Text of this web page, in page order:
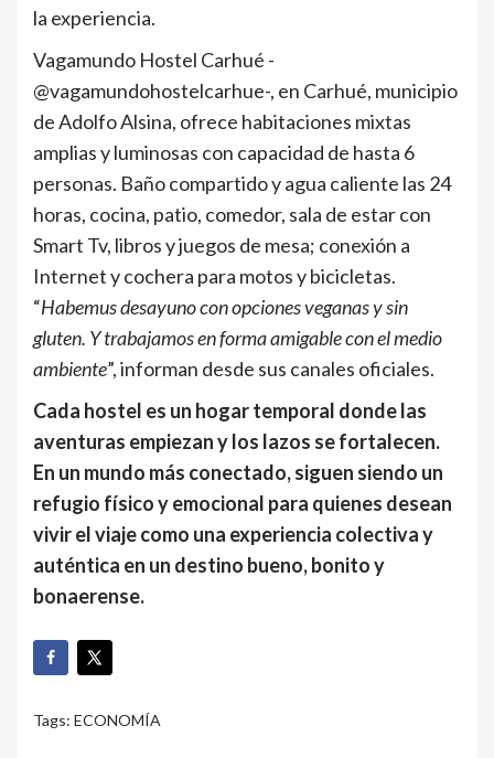
la experiencia.
Vagamundo Hostel Carhué -
@vagamundohostelcarhue-, en Carhué, municipio
de Adolfo Alsina, ofrece habitaciones mixtas
amplias y luminosas con capacidad de hasta 6
personas. Baño compartido y agua caliente las 24
horas, cocina, patio, comedor, sala de estar con
Smart Tv, libros y juegos de mesa; conexión a
Internet y cochera para motos y bicicletas.
“Habemus desayuno con opciones veganas y sin
gluten. Y trabajamos en forma amigable con el medio
ambiente”, informan desde sus canales oficiales.
Cada hostel es un hogar temporal donde las
aventuras empiezan y los lazos se fortalecen.
En un mundo más conectado, siguen siendo un
refugio físico y emocional para quienes desean
vivir el viaje como una experiencia colectiva y
auténtica en un destino bueno, bonito y
bonaerense.
Tags: ECONOMÍA